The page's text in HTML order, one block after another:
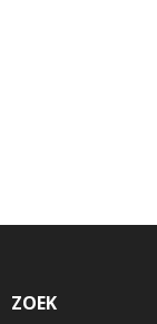
ZOEK